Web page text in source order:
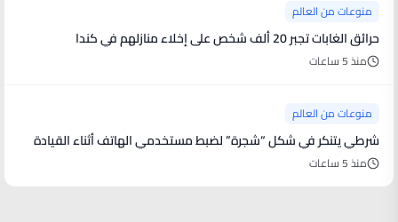
منوعات من العالم
حرائق الغابات تجبر 20 ألف شخص على إخلاء منازلهم في كندا
منذ 5 ساعات
منوعات من العالم
شرطي يتنكر في شكل “شجرة” لضبط مستخدمي الهاتف أثناء القيادة
منذ 5 ساعات